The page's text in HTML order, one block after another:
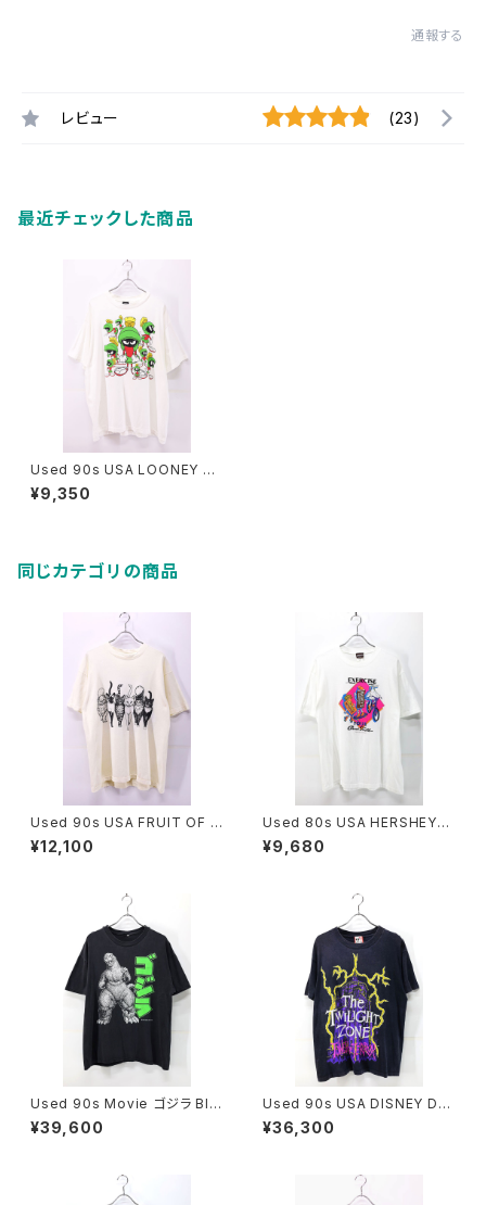
通報する
レビュー (23)
最近チェックした商品
Used 90s USA LOONEY T
UNES Marvin the Martian M
ulti Graphic T-Shirt Size XL
¥9,350
同じカテゴリの商品
Used 90s USA FRUIT OF T
HE LOOM 6Cats Double Si
de Animal Graphic T-Shirt
¥12,100
Used 80s USA HERSHEYS
EXERCISE Your Good Tast
e Chocolate Graphic T-Shi
¥9,680
Used 90s Movie ゴジラ Bla
ck Both Graphic T-Shirt Siz
e XL 相当 古着
¥39,600
Used 90s USA DISNEY DE
SIGNS TWILIGHT ZONE TO
WER OF TERROR Graphic T
¥36,300